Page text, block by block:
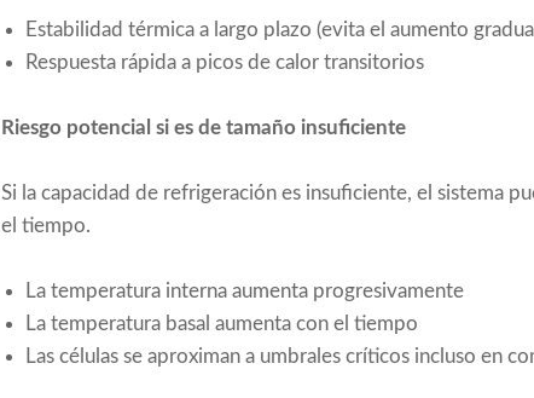
Estabilidad térmica a largo plazo (evita el aumento
Respuesta rápida a picos de calor transitorios
Riesgo potencial si es de tamaño insuficiente
Si la capacidad de refrigeración es insuficiente, el sistema
el tiempo.
La temperatura interna aumenta progresivamente
La temperatura basal aumenta con el tiempo
Las células se aproximan a umbrales críticos incluso en